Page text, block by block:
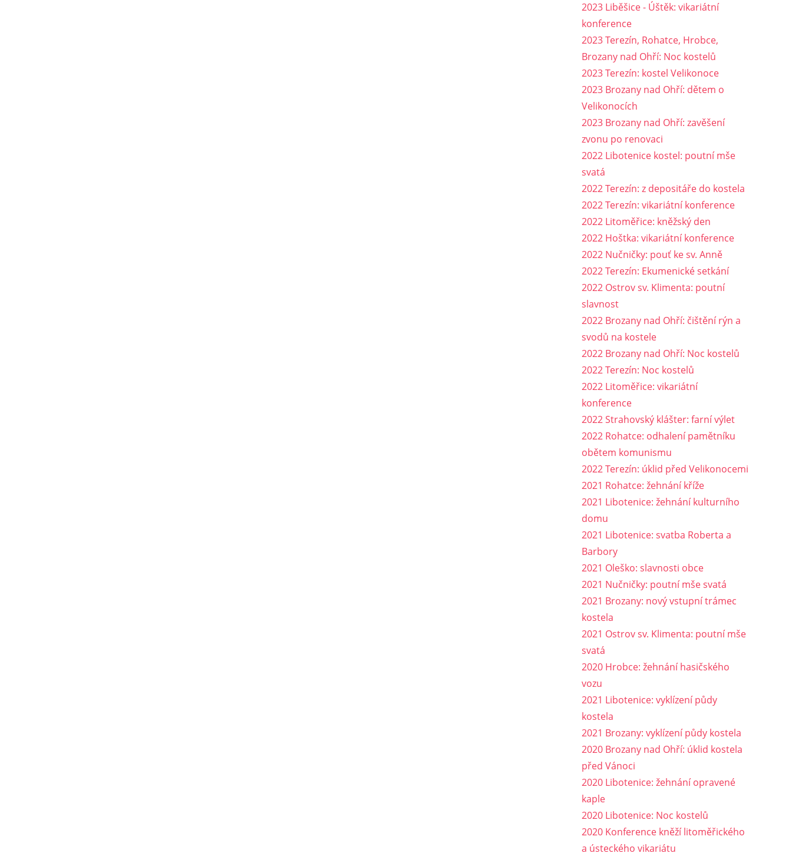
2023 Liběšice - Úštěk: vikariátní
konference
2023 Terezín, Rohatce, Hrobce,
Brozany nad Ohří: Noc kostelů
2023 Terezín: kostel Velikonoce
2023 Brozany nad Ohří: dětem o
Velikonocích
2023 Brozany nad Ohří: zavěšení
zvonu po renovaci
2022 Libotenice kostel: poutní mše
svatá
2022 Terezín: z depositáře do kostela
2022 Terezín: vikariátní konference
2022 Litoměřice: kněžský den
2022 Hoštka: vikariátní konference
2022 Nučničky: pouť ke sv. Anně
2022 Terezín: Ekumenické setkání
2022 Ostrov sv. Klimenta: poutní
slavnost
2022 Brozany nad Ohří: čištění rýn a
svodů na kostele
2022 Brozany nad Ohří: Noc kostelů
2022 Terezín: Noc kostelů
2022 Litoměřice: vikariátní
konference
2022 Strahovský klášter: farní výlet
2022 Rohatce: odhalení pamětníku
obětem komunismu
2022 Terezín: úklid před Velikonocemi
2021 Rohatce: žehnání kříže
2021 Libotenice: žehnání kulturního
domu
2021 Libotenice: svatba Roberta a
Barbory
2021 Oleško: slavnosti obce
2021 Nučničky: poutní mše svatá
2021 Brozany: nový vstupní trámec
kostela
2021 Ostrov sv. Klimenta: poutní mše
svatá
2020 Hrobce: žehnání hasičského
vozu
2021 Libotenice: vyklízení půdy
kostela
2021 Brozany: vyklízení půdy kostela
2020 Brozany nad Ohří: úklid kostela
před Vánoci
2020 Libotenice: žehnání opravené
kaple
2020 Libotenice: Noc kostelů
2020 Konference kněží litoměřického
a ústeckého vikariátu